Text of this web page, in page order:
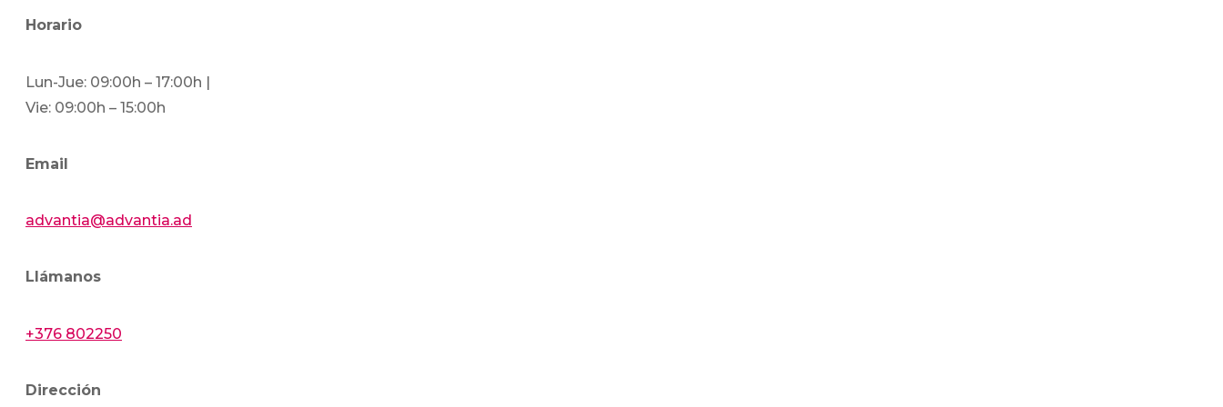
Horario
Lun-Jue: 09:00h – 17:00h |
Vie: 09:00h – 15:00h
Email
advantia@advantia.ad
Llámanos
+376 802250
Dirección